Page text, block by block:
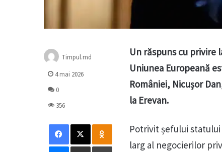
Un răspuns cu privire
Uniunea Europeană
României, Nicușor
la Erevan.
Potrivit șefului
larg al negocierilor
Timpul.md
4 mai 2026
0
356
Facebook
X Odnoklassniki
Messenger
Distribuie prin mail Tipărește